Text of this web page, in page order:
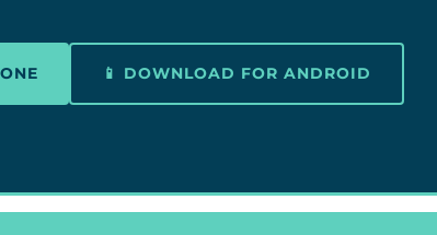
📱 DOWNLOAD FOR ANDROID